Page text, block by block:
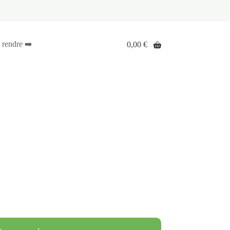
rendre ➡️ 0,00€